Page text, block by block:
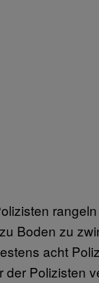
Boden zu
acht
der Polizisten